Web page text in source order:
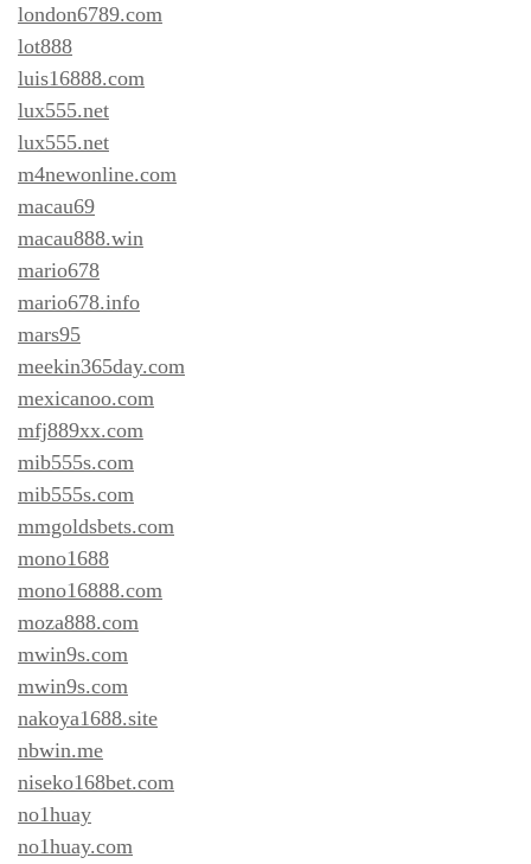
london6789.com
lot888
luis16888.com
lux555.net
lux555.net
m4newonline.com
macau69
macau888.win
mario678
mario678.info
mars95
meekin365day.com
mexicanoo.com
mfj889xx.com
mib555s.com
mib555s.com
mmgoldsbets.com
mono1688
mono16888.com
moza888.com
mwin9s.com
mwin9s.com
nakoya1688.site
nbwin.me
niseko168bet.com
no1huay
no1huay.com